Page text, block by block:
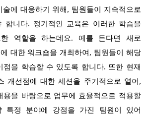
술에 대응하기 위해, 팀원들이 지속적으로
합니다. 정기적인 교육은 이러한 학습을
역할을 하는데요. 예를 든다면 새로
대한 워크숍을 개최하여, 팀원들이 해당
점을 학습할 수 있도록 합니다. 또한 현재
개선점에 대한 세션을 주기적으로 열어,
용을 바탕으로 업무에 효율적으로 적용할
특정 분야에 강점을 가진 팀원이 있어